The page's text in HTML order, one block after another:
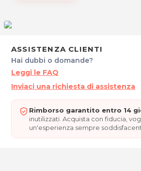
BODYGUARD - Centro Fitness e
Via M. Fremaut 1
34070 Villesse (GO)
Tel. 0481918040
P.IVA 01007670316
Per ulteriori informazioni sull'offerta
acquisto scrivi aposta@espevia.it .
ASSISTENZA CLIENTI
Hai dubbi o domande?
Leggi le FAQ
Inviaci una richiesta di assistenza
Rimborso garantito entro 14
inutilizzati. Acquista con fiducia,
un'esperienza sempre